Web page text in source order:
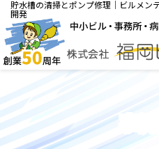
貯水槽の清掃とポンプ修理｜ビルメ
開発
事例